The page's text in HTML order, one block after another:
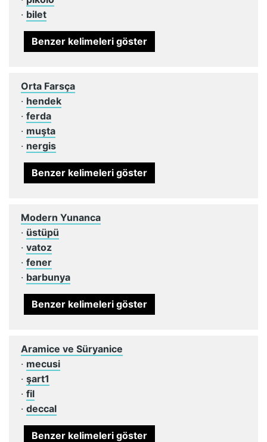
· bilet
Benzer kelimeleri göster
Orta Farsça
· hendek
· ferda
· muşta
· nergis
Benzer kelimeleri göster
Modern Yunanca
· üstüpü
· vatoz
· fener
· barbunya
Benzer kelimeleri göster
Aramice ve Süryanice
· mecusi
· şart1
· fil
· deccal
Benzer kelimeleri göster